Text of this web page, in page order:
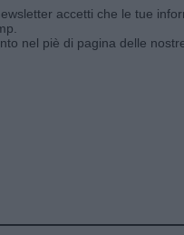
accetti che le tue
nel piè di pagina delle